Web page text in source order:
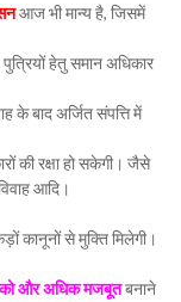
आज भी मान्य है, जिसमें
हेतु समान अधिकार
के बाद अर्जित संपत्ति में
की रक्षा हो सकेगी। जैसे
आदि।
कानूनों से मुक्ति मिलेगी।
को और अधिक मजबूतबनाने